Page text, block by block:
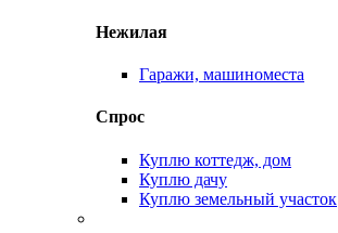
Нежилая
Гаражи, машиноместа
Спрос
Куплю коттедж, дом
Куплю дачу
Куплю земельный участок